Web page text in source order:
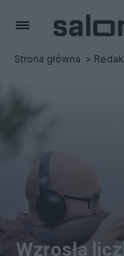
Strona główna
Wzrosła